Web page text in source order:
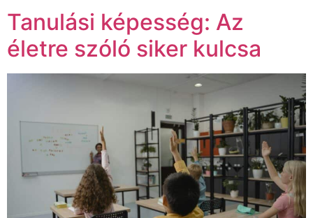
Tanulási képesség: Az
életre szóló siker kulcsa